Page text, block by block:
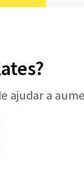
ajudar a